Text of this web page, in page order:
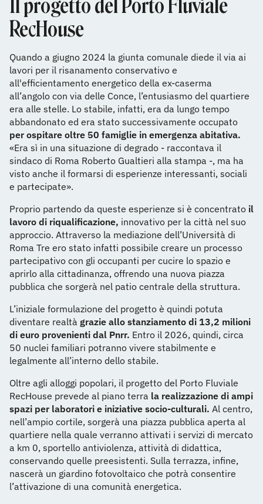
Il progetto del Porto Fluviale
RecHouse
Quando a giugno 2024 la giunta comunale diede il via ai
lavori per il risanamento conservativo e
all'efficientamento energetico della ex-caserma
all’angolo con via delle Conce, l’entusiasmo del quartiere
era alle stelle. Lo stabile, infatti, era da lungo tempo
abbandonato ed era stato successivamente occupato
per ospitare oltre 50 famiglie in emergenza abitativa.
«Era sì in una situazione di degrado - raccontava il
sindaco di Roma Roberto Gualtieri alla stampa -, ma ha
visto anche il formarsi di esperienze interessanti, sociali
e partecipate».
Proprio partendo da queste esperienze si è concentrato il
lavoro di riqualificazione, innovativo per la città nel suo
approccio. Attraverso la mediazione dell’Università di
Roma Tre ero stato infatti possibile creare un processo
partecipativo con gli occupanti per cucire lo spazio e
aprirlo alla cittadinanza, offrendo una nuova piazza
pubblica che sorgerà nel patio centrale della struttura.
L’iniziale formulazione del progetto è quindi potuta
diventare realtà grazie allo stanziamento di 13,2 milioni
di euro provenienti dal Pnrr. Entro il 2026, quindi, circa
50 nuclei familiari potranno vivere stabilmente e
legalmente all’interno dello stabile.
Oltre agli alloggi popolari, il progetto del Porto Fluviale
RecHouse prevede al piano terra la realizzazione di ampi
spazi per laboratori e iniziative socio-culturali. Al centro,
nell’ampio cortile, sorgerà una piazza pubblica aperta al
quartiere nella quale verranno attivati i servizi di mercato
a km 0, sportello antiviolenza, attività di didattica,
conservando quelle preesistenti. Sulla terrazza, infine,
nascerà un giardino fotovoltaico che potrà consentire
l’attivazione di una comunità energetica.